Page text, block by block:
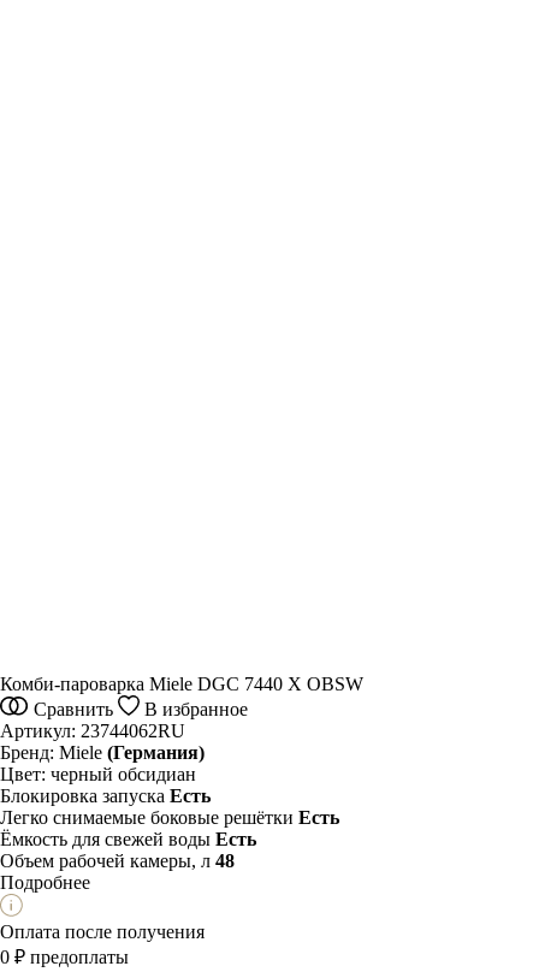
Комби-пароварка Miele DGC 7440 X OBSW
Сравнить
В избранное
Артикул: 23744062RU
Бренд: Miele (Германия)
Цвет: черный обсидиан
Блокировка запуска Есть
Легко снимаемые боковые решётки Есть
Ёмкость для свежей воды Есть
Объем рабочей камеры, л 48
Подробнее
Оплата после получения
0 ₽ предоплаты